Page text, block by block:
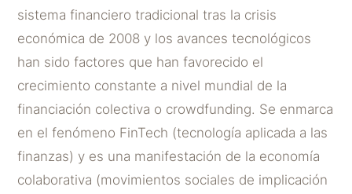
sistema financiero tradicional tras la crisis
económica de 2008 y los avances tecnológicos
han sido factores que han favorecido el
crecimiento constante a nivel mundial de la
financiación colectiva o crowdfunding. Se enmarca
en el fenómeno FinTech (tecnología aplicada a las
finanzas) y es una manifestación de la economía
colaborativa (movimientos sociales de implicación